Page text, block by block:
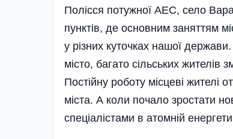
Полісся потужної АЕС, село
пунктів, де основним заняттям
у різних куточках нашої
місто, багато сільських жителів
Постійну роботу місцеві жителі
міста. А коли почало зростати
спеціалістами в атомній